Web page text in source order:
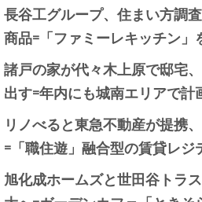
長谷工グループ、住まい方調
商品=「ファミーレキッチン」
諸戸の家が代々木上原で邸宅
出す=年内にも城南エリアで計
リノべると東急不動産が提携
=「職住遊」融合型の賃貸レジ
旭化成ホームズと世田谷トラ